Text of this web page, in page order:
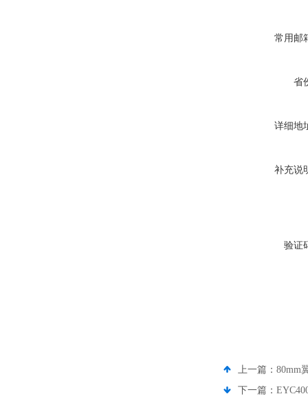
常用邮
省
详细地
补充说
验证
上一篇： 80mm
下一篇：